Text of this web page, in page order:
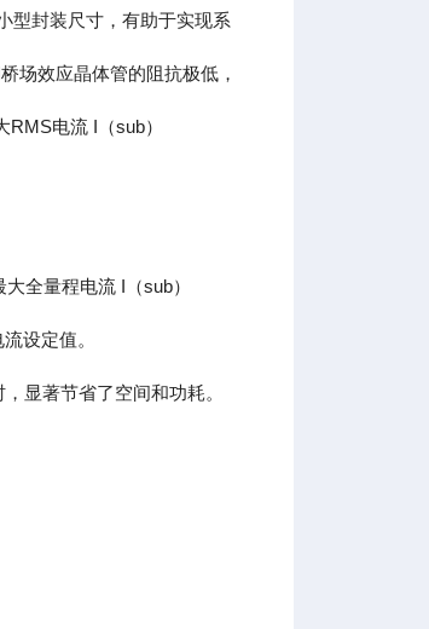
型封装尺寸，有助于实现系
场效应晶体管的阻抗极低，
电流 I（sub）
全量程电流 I（sub）
设定值。
显著节省了空间和功耗。